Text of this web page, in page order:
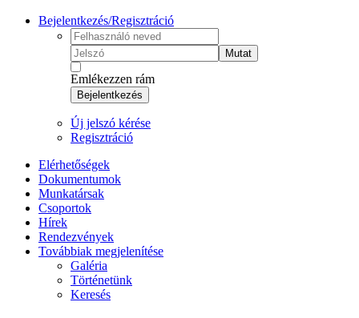
Bejelentkezés/Regisztráció
Mutat
Emlékezzen rám
Bejelentkezés
Új jelszó kérése
Regisztráció
Elérhetőségek
Dokumentumok
Munkatársak
Csoportok
Hírek
Rendezvények
Továbbiak megjelenítése
Galéria
Történetünk
Keresés